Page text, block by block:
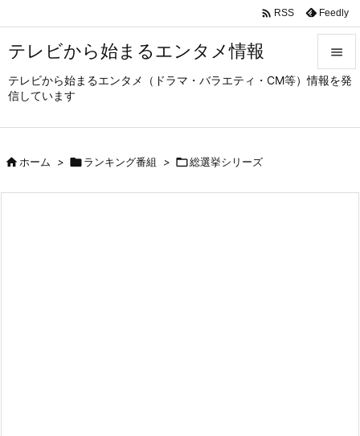
テレビから始まるエンタメ情報
テレビから始まるエンタメ（ドラマ・バラエティ・CM等）情報を発
信しています



 RSS Feedly
ホーム > ランキング番組 > 総選挙シリーズ